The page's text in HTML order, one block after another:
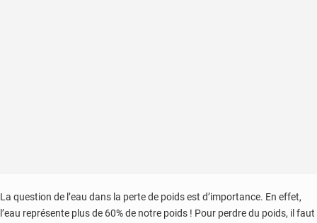
La question de l’eau dans la perte de poids est d’importance. En effet,
l’eau représente plus de 60% de notre poids ! Pour perdre du poids, il faut